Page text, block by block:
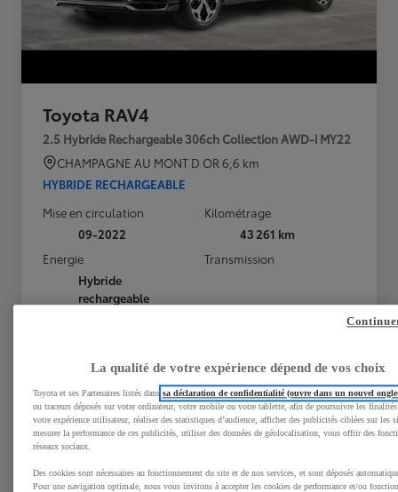
Toyota RAV4
2.5 Hybride Rechargeable 306ch Collection AWD-i MY22
CHAMPAGNE AU MONT D OR 6,6 km
HYBRIDE RECHARGEABLE
Mise en circulation
09-2022
Kilométrage
43 261 km
Energie
Hybride
rechargeable
Transmission
37 799 €
445 €/mois
En savoir plus
Contactez la concession
Comparez Sauvegardez
La qualité de votre expérience dépend de vos choix
Toyota et ses Partenaires listés dans sa déclaration de confidentialité (ouvre dans un nouvel
ou traceurs déposés sur votre ordinateur, votre mobile ou votre tablette, afin de poursuivre les
votre expérience utilisateur, réaliser des statistiques d’audience, afficher des publicités ciblées sur les
mesurer la performance de ces publicités, utiliser des données de géolocalisation, vous offrir des
réseaux sociaux.
Des cookies sont nécessaires au fonctionnement du site et de nos services, et sont déposés
Pour une navigation optimale, nous vous invitons à accepter les cookies de performance et/ou